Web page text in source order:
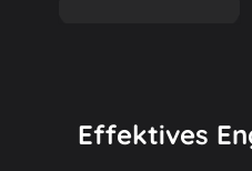
Effektives